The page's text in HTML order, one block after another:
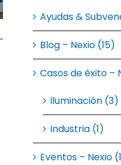
Ayudas &
Blog – Nexio (15)
Casos de éxito –
Iluminación (3)
Industria (1)
Eventos – Nexio